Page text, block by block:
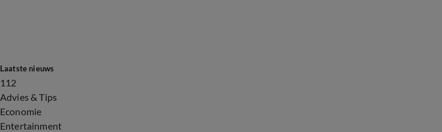
Laatste nieuws
112
Advies & Tips
Economie
Entertainment